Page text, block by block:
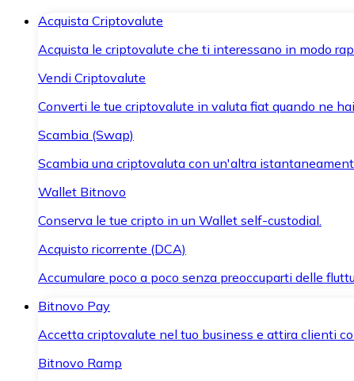
Acquista Criptovalute
Acquista le criptovalute che ti interessano in modo
Vendi Criptovalute
Converti le tue criptovalute in valuta fiat quando ne
Scambia (Swap)
Scambia una criptovaluta con un'altra
Wallet Bitnovo
Conserva le tue cripto in un Wallet self-custodial.
Acquisto ricorrente (DCA)
Accumulare poco a poco senza preoccuparti delle
Bitnovo Pay
Accetta criptovalute nel tuo business e attira clienti
Bitnovo Ramp